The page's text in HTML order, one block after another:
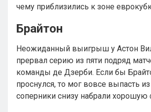
чему приблизились к зоне
Брайтон
Неожиданный выигрыш у Астон
прервал серию из пяти подряд
команды де Дзерби. Если бы
проснулся, то мог вовсе выпасть
соперники снизу набрали хорошую